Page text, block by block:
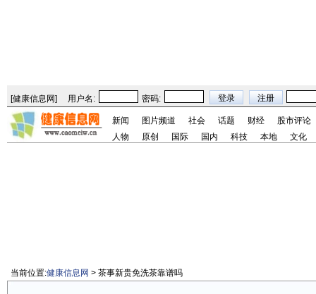
[健康信息网] 用户名: 密码:
新闻 图片频道 社会 话题 财经
股市评论
人物
原创 国际 国内 科技 本地 文化
当前位置:健康信息网 > 茶事新贵免洗茶靠谱吗